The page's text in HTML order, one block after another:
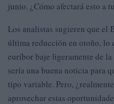
junio. ¿Cómo afectará esto a
Los analistas sugieren que el
última reducción en otoño, lo
euríbor baje ligeramente de
sería una buena noticia para
tipo variable. Pero,
aprovechar estas